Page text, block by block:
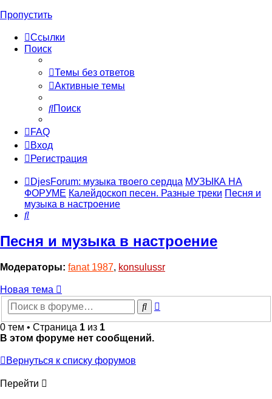
Пропустить
Ссылки
Поиск
Темы без ответов
Активные темы
Поиск
FAQ
Вход
Регистрация
DjesForum: музыка твоего сердца МУЗЫКА НА
ФОРУМЕ Калейдоскоп песен. Разные треки Песня и
музыка в настроение
Поиск
Песня и музыка в настроение
Модераторы: fanat 1987, konsulussr
Новая тема
Поиск
0 тем • Страница 1 из 1
В этом форуме нет сообщений.
Вернуться к списку форумов
Перейти